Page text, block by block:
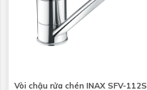
Vòi chậu rửa chén INAX SFV-112S